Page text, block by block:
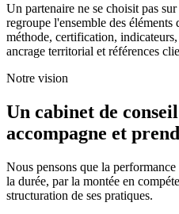
Un partenaire ne se choisit pas
regroupe l'ensemble des
méthode, certification,
ancrage territorial et références
Notre vision
Un cabinet de
accompagne et
Nous pensons que la
la durée, par la montée en
structuration de ses pratiques.